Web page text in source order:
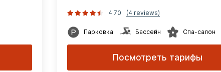
4.70 (4 reviews)
Парковка Бассейн Спа-салон
Посмотреть тарифы